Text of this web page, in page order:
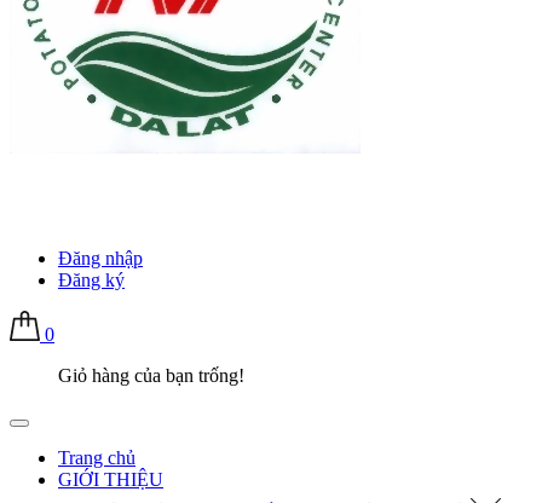
Đăng nhập
Đăng ký
0
Giỏ hàng của bạn trống!
Trang chủ
GIỚI THIỆU